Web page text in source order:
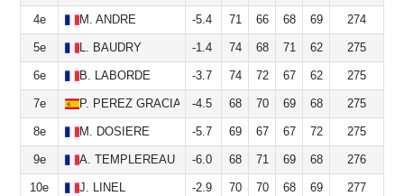
4e M. ANDRE -5.4 71 66 68 69 274
5e L. BAUDRY -1.4 74 68 71 62 275
6e B. LABORDE -3.7 74 72 67 62 275
7e P. PEREZ GRACIA -4.5 68 70 69 68 275
8e M. DOSIERE -5.7 69 67 67 72 275
9e A. TEMPLEREAU -6.0 68 71 69 68 276
10e J. LINEL -2.9 70 70 68 69 277